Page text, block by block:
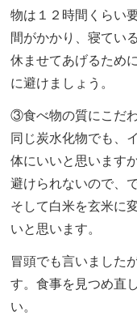
物は１２時間くらい
間がかかり、寝てい
休ませてあげるため
に避けましょう。
③食べ物の質にこだわ
同じ炭水化物でも、
体にいいと思います
避けられないので、
そして白米を玄米に
いと思います。
冒頭でも言いました
す。食事を見つめ直
い。